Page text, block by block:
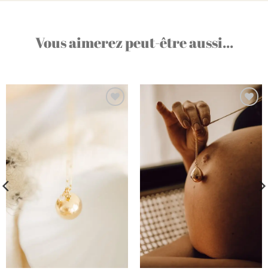
Vous aimerez peut-être aussi...
Ajouter
à la liste
d’envies